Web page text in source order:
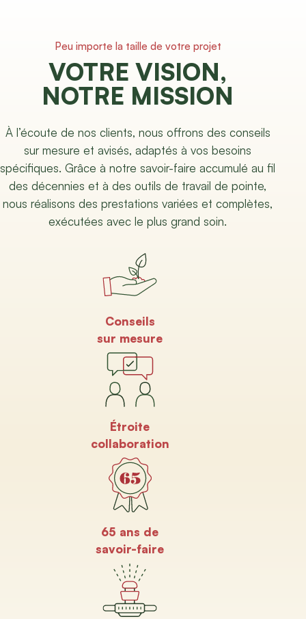
Peu importe la taille de votre projet
VOTRE VISION,
NOTRE MISSION
À l’écoute de nos clients, nous offrons des conseils
sur mesure et avisés, adaptés à vos besoins
spécifiques. Grâce à notre savoir-faire accumulé au fil
des décennies et à des outils de travail de pointe,
nous réalisons des prestations variées et complètes,
exécutées avec le plus grand soin.
Conseils
sur mesure
Étroite
collaboration
65 ans de
savoir-faire